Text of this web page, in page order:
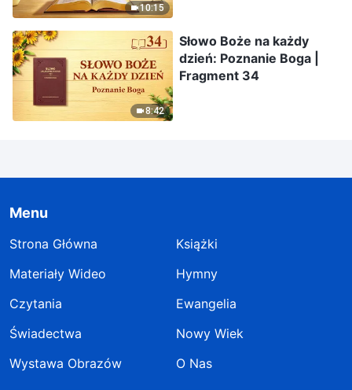
10:15
8:42
Słowo Boże na każdy
dzień: Poznanie Boga |
Fragment 34
Menu
Strona Główna
Książki
Materiały Wideo
Hymny
Czytania
Ewangelia
Świadectwa
Nowy Wiek
Wystawa Obrazów
O Nas